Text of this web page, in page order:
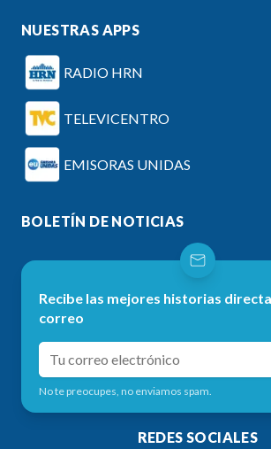
NUESTRAS APPS
RADIO HRN
TELEVICENTRO
EMISORAS UNIDAS
BOLETÍN DE NOTICIAS
Recibe las mejores historias
correo
No te preocupes, no enviamos spam.
REDES SOCIALES